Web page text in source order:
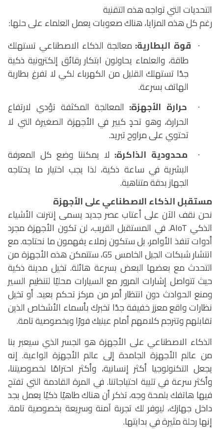
التحديات التي تواجه هذه التقنية
رغم كل هذه المزايا، هناك صعوبات يعمل العلماء على حلها:
· قوة البطارية: معالجة الذكاء الاصطناعي تستهلك
طاقة، والعلماء يحاولون ابتكار رقائق إلكترونية ذكية
جدًا تستهلك القليل من الكهرباء لكي لا تفرغ بطارية
الهاتف بسرعة.
· حرارة الأجهزة: المعالجة المكثفة تؤدي لارتفاع
الحرارة، وهو تحدٍ كبير في الأجهزة الصغيرة التي لا
تحتوي على مراوح تبريد.
· محدودية الذاكرة: لا يمكننا وضع كل المعرفة
البشرية في ساعة ذكية، لذا يجب اختيار ما يحتاجه
الجهاز بدقة متناهية.
مستقبل الذكاء الاصطناعي على الأجهزة
نحن نقف الآن على أعتاب عصر جديد يسمى إنترنت الأشياء
الذكي AIoT. في المستقبل القريب، لن تكون الأجهزة مجرد
أدوات تنفذ الأوامر، بل ستكون زملاء يفهمون ما نحتاجه. مع
انتشار شبكات الجيل الخامس 5 G، ستتمكن هذه الأجهزة من
التحدث مع بعضها البعض بسرعة هائلة. تخيل مدينة ذكية
حيث تتواصل إشارات المرور مع السيارات محليًا لتنظيم السير
ومنع الحوادث دون انتظار أمر من مركز تحكم بعيد. أو تخيل
نظارات واقع معزز خفيفة جدًا تخبرك بأسماء الأشخاص الذين
تقابلهم وتترجم كلامهم أمام عينيك فورًا وبخصوصية تامة.
الذكاء الاصطناعي على الأجهزة هو الجسر الذي سيعبر بنا
من عالم الأجهزة الجامدة إلى عالم الأجهزة الواعية. إنه
يجعل التكنولوجيا أكثر إنسانية، وأكثر احترامًا لخصوصيتنا،
وأكثر سرعة في تلبية احتياجاتنا. في المرة القادمة التي تفتح
فيها هاتفك بلمحة وجه، تذكر أن هناك طاهيًا ذكيًا يعمل بجد
داخل جهازك، ليوفر لك تجربة آمنة وسريعة بخصوصية تامة.
إنها رحلة مثيرة في بدايتها.